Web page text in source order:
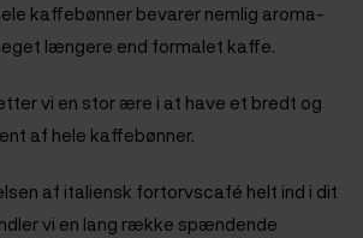
kaffebønner bevarer nemlig aroma-
længere end formalet kaffe.
vi en stor ære i at have et bredt og
af hele kaffebønner.
af italiensk fortorvscafé helt ind i dit
vi en lang række spændende